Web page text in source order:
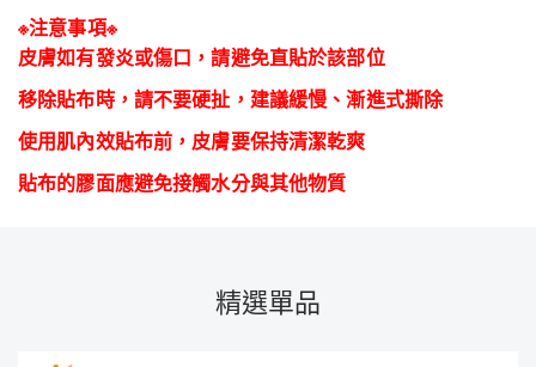
※注意事項※
皮膚如有發炎或傷口，請避免直貼於該部位
移除貼布時，請不要硬扯，建議緩慢、漸進式撕除
使用肌內效貼布前，皮膚要保持清潔乾爽
貼布的膠面應避免接觸水分與其他物質
精選單品